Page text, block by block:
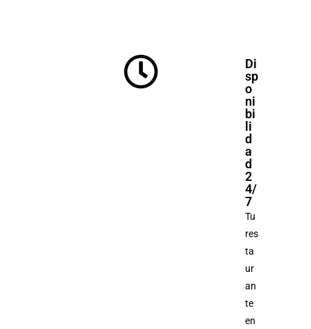
Di
sp
o
ni
bi
li
d
a
d
2
4/
7
Tu
res
ta
ur
an
te
en